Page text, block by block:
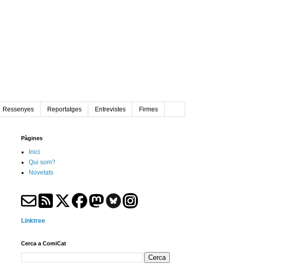
Ressenyes Reportatges Entrevistes Firmes
Pàgines
Inici
Qui som?
Novetats
Linktree
Cerca a ComiCat